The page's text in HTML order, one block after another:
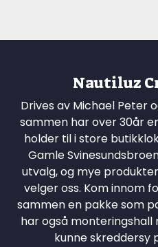
Nautiluz
Drives av Michael Peter
sammen har over 30år
holder til i store
Gamle
utvalg, og mye
velger oss. Kom innom
sammen en pakke som
har også monteringshall
kunne skreddersy